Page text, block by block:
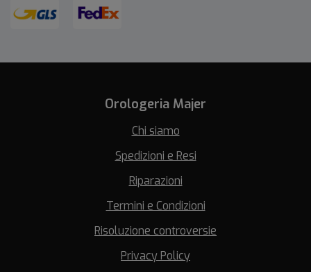
Orologeria Majer
Chi siamo
Spedizioni e Resi
Riparazioni
Termini e Condizioni
Risoluzione controversie
Privacy Policy